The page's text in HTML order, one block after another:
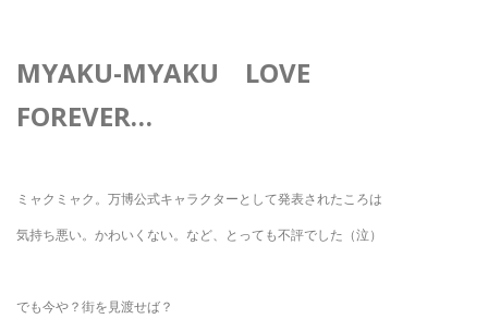
MYAKU-MYAKU LOVE
FOREVER…
ミャクミャク。万博公式キャラクターとして発表されたころは
気持ち悪い。かわいくない。など、とっても不評でした（泣）
でも今や？街を見渡せば？